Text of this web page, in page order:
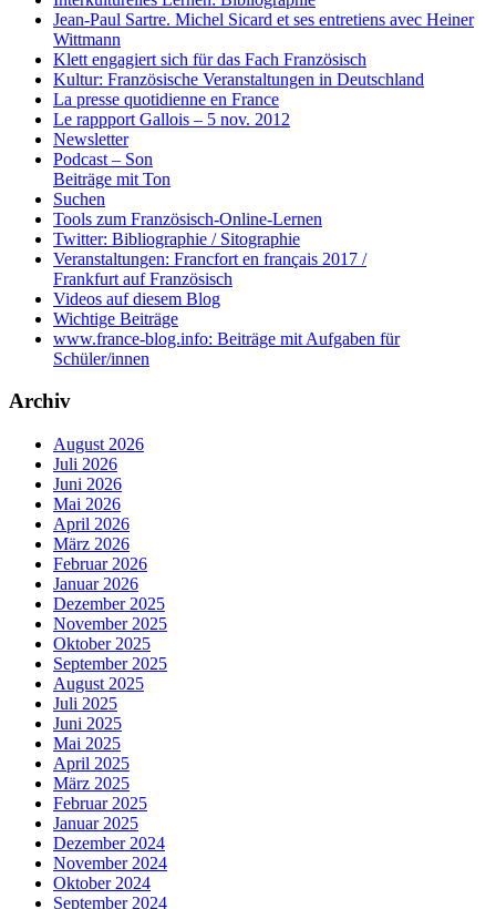
Jean-Paul Sartre. Michel Sicard et ses entretiens avec Heiner
Wittmann
Klett engagiert sich für das Fach Französisch
Kultur: Französische Veranstaltungen in Deutschland
La presse quotidienne en France
Le rappport Gallois – 5 nov. 2012
Newsletter
Podcast – Son
Beiträge mit Ton
Suchen
Tools zum Französisch-Online-Lernen
Twitter: Bibliographie / Sitographie
Veranstaltungen: Francfort en français 2017 /
Frankfurt auf Französisch
Videos auf diesem Blog
Wichtige Beiträge
www.france-blog.info: Beiträge mit Aufgaben für
Schüler/innen
Archiv
August 2026
Juli 2026
Juni 2026
Mai 2026
April 2026
März 2026
Februar 2026
Januar 2026
Dezember 2025
November 2025
Oktober 2025
September 2025
August 2025
Juli 2025
Juni 2025
Mai 2025
April 2025
März 2025
Februar 2025
Januar 2025
Dezember 2024
November 2024
Oktober 2024
September 2024